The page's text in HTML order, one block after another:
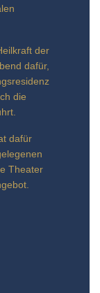
der
dafür,
die
dafür
Theater